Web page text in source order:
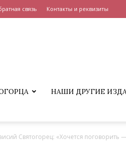
связь Контакты и реквизиты
НАШИ ДРУГИЕ
Святогорец: «Хочется поговорить